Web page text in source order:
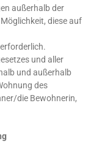
außerhalb der
diese auf
und aller
und außerhalb
des
die Bewohnerin,